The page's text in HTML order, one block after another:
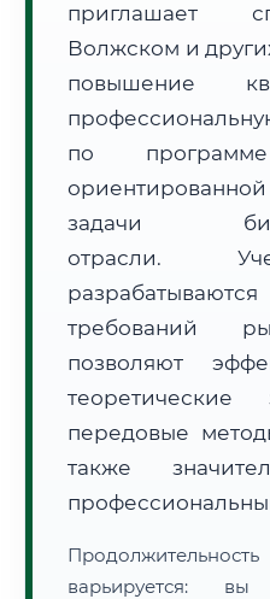
Почтовые индексы:
Часовой пояс:
Формат учебы:
🗺️ Зона обслуживания: г.
Расчет логистики оригиналов:
• Маршрут транзита:~2 671 км
• Экспресс-доставка СДЭК / Почтой:
📜 Документы и аккредитация
Нажмите на документ
приглашает
Волжском и
повышение
по
задачи
отрасли.
требований
позволяют
теоретические
передовые
также
варьируется: